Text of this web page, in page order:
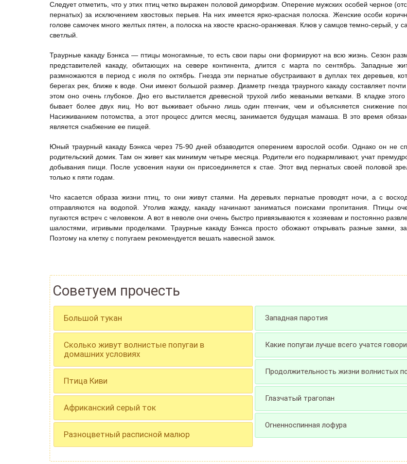
Следует отметить, что у этих птиц четко выражен половой диморфизм. Оперение мужских особей черное
пернатых) за исключением хвостовых перьев. На них имеется ярко-красная полоска. Женские особи
голове самочек много желтых пятен, а полоска на хвосте красно-оранжевая. Клюв у самцов темно-серый, у
светлый.
Траурные какаду Бэнкса — птицы моногамные, то есть свои пары они формируют на всю жизнь. Сезон
представителей какаду, обитающих на севере континента, длится с марта по сентябрь. Западные
размножаются в период с июля по октябрь. Гнезда эти пернатые обустраивают в дуплах тех деревьев,
берегах рек, ближе к воде. Они имеют большой размер. Диаметр гнезда траурного какаду составляет
этом оно очень глубокое. Дно его выстилается древесной трухой либо жеваными ветками. В кладке
бывает более двух яиц. Но вот выживает обычно лишь один птенчик, чем и объясняется снижение
Насиживанием потомства, а этот процесс длится месяц, занимается будущая мамаша. В это время
является снабжение ее пищей.
Юный траурный какаду Бэнкса через 75-90 дней обзаводится оперением взрослой особи. Однако он не
родительский домик. Там он живет как минимум четыре месяца. Родители его подкармливают, учат
добывания пищи. После усвоения науки он присоединяется к стае. Этот вид пернатых своей половой
только к пяти годам.
Что касается образа жизни птиц, то они живут стаями. На деревьях пернатые проводят ночи, а с
отправляются на водопой. Утолив жажду, какаду начинают заниматься поисками пропитания. Птицы
пугаются встреч с человеком. А вот в неволе они очень быстро привязываются к хозяевам и постоянно
шалостями, игривыми проделками. Траурные какаду Бэнкса просто обожают открывать разные замки,
Поэтому на клетку с попугаем рекомендуется вешать навесной замок.
Советуем прочесть
Большой тукан
Сколько живут волнистые попугаи в
домашних условиях
Птица Киви
Африканский серый ток
Разноцветный расписной малюр
Западная паротия
Какие попугаи лучше всего учатся
Продолжительность жизни волнистых
Глазчатый трагопан
Огненноспинная лофура